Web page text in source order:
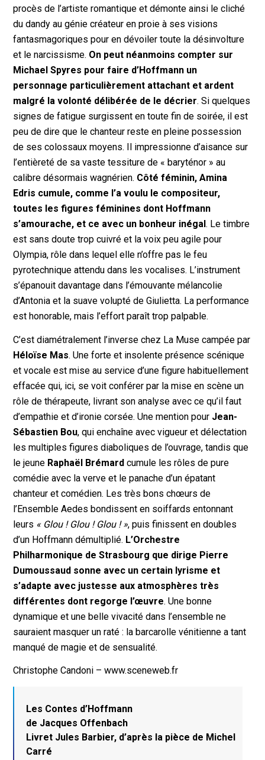
procès de l’artiste romantique et démonte ainsi le cliché
du dandy au génie créateur en proie à ses visions
fantasmagoriques pour en dévoiler toute la désinvolture
et le narcissisme. On peut néanmoins compter sur
Michael Spyres pour faire d’Hoffmann un
personnage particulièrement attachant et ardent
malgré la volonté délibérée de le décrier. Si quelques
signes de fatigue surgissent en toute fin de soirée, il est
peu de dire que le chanteur reste en pleine possession
de ses colossaux moyens. Il impressionne d’aisance sur
l’entièreté de sa vaste tessiture de « baryténor » au
calibre désormais wagnérien. Côté féminin, Amina
Edris cumule, comme l’a voulu le compositeur,
toutes les figures féminines dont Hoffmann
s’amourache, et ce avec un bonheur inégal. Le timbre
est sans doute trop cuivré et la voix peu agile pour
Olympia, rôle dans lequel elle n’offre pas le feu
pyrotechnique attendu dans les vocalises. L’instrument
s’épanouit davantage dans l’émouvante mélancolie
d’Antonia et la suave volupté de Giulietta. La performance
est honorable, mais l’effort paraît trop palpable.
C’est diamétralement l’inverse chez La Muse campée par
Héloïse Mas. Une forte et insolente présence scénique
et vocale est mise au service d’une figure habituellement
effacée qui, ici, se voit conférer par la mise en scène un
rôle de thérapeute, livrant son analyse avec ce qu’il faut
d’empathie et d’ironie corsée. Une mention pour Jean-
Sébastien Bou, qui enchaîne avec vigueur et délectation
les multiples figures diaboliques de l’ouvrage, tandis que
le jeune Raphaël Brémard cumule les rôles de pure
comédie avec la verve et le panache d’un épatant
chanteur et comédien. Les très bons chœurs de
l’Ensemble Aedes bondissent en soiffards entonnant
leurs « Glou ! Glou ! Glou ! », puis finissent en doubles
d’un Hoffmann démultiplié. L’Orchestre
Philharmonique de Strasbourg que dirige Pierre
Dumoussaud sonne avec un certain lyrisme et
s’adapte avec justesse aux atmosphères très
différentes dont regorge l’œuvre. Une bonne
dynamique et une belle vivacité dans l’ensemble ne
sauraient masquer un raté : la barcarolle vénitienne a tant
manqué de magie et de sensualité.
Christophe Candoni – www.sceneweb.fr
Les Contes d’Hoffmann
de Jacques Offenbach
Livret Jules Barbier, d’après la pièce de Michel
Carré